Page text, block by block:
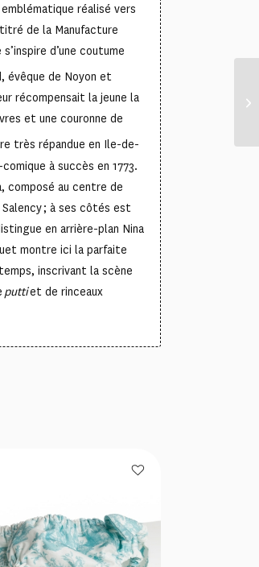
réalisé vers
de la Manufacture
d’une coutume
évêque de Noyon et
récompensait la jeune la
et une couronne de
très répandue en Ile-de-
à succès en 1773.
composé au centre de
; à ses côtés est
en arrière-plan Nina
montre ici la parfaite
inscrivant la scène
puttiet de rinceaux